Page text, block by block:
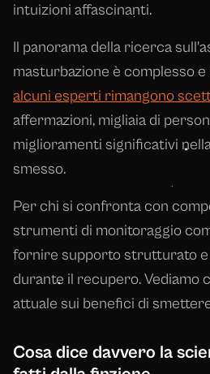
intuizioni affascinanti.
Il panorama della ricerca
masturbazione è complesso
alcuni esperti rimangono
affermazioni, migliaia di
miglioramenti significativi
smesso.
Per chi si confronta con
strumenti di monitoraggio
fornire supporto strutturato
durante il recupero. Vediamo
attuale sui benefici di
Cosa dice davvero la